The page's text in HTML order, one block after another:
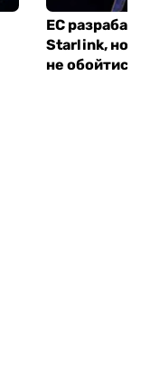
ЕС
Starlink, но
не обойтись